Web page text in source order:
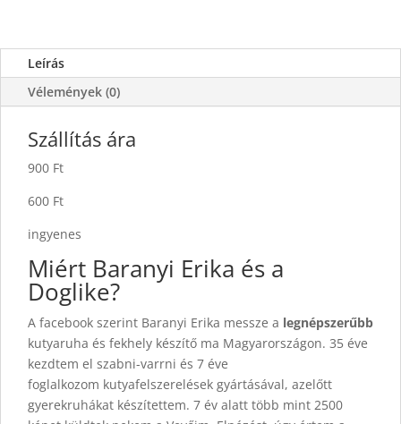
Leírás
Vélemények (0)
Szállítás ára
900 Ft
600 Ft
ingyenes
Miért Baranyi Erika és a
Doglike?
A facebook szerint Baranyi Erika messze a legnépszerűbb
kutyaruha és fekhely készítő ma Magyarországon. 35 éve
kezdtem el szabni-varrni és 7 éve
foglalkozom kutyafelszerelések gyártásával, azelőtt
gyerekruhákat készítettem. 7 év alatt több mint 2500